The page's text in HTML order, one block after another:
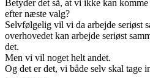
Betyder det så, at vi ikke kan
efter næste valg?
Selvfølgelig vil vi da arbejde seriøst
overhovedet kan arbejde seriøst
det.
Men vi vil noget helt andet.
Og det er det, vi både selv skal tage